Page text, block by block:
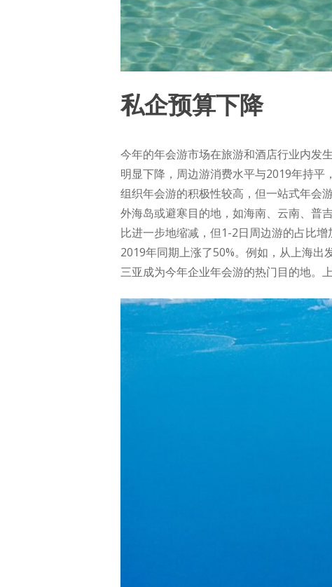
私企预算下降
今年的年会游市场在旅游和酒店行业内发
明显下降，周边游消费水平与2019年持
组织年会游的积极性较高，但一站式年会
外海岛或避寒目的地，如海南、云南、普
比进一步地缩减，但1-2日周边游的占比
2019年同期上涨了50%。例如，从上海
三亚成为今年企业年会游的热门目的地。